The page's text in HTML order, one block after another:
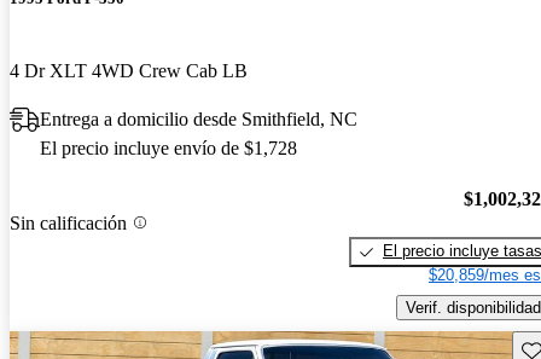
4 Dr XLT 4WD Crew Cab LB
Entrega a domicilio desde Smithfield, NC
El precio incluye envío de $1,728
Sin calificación
El precio incluye tasas
$20,859/mes
Verif. disponibilidad